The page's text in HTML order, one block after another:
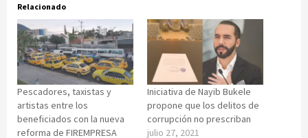
Relacionado
Pescadores, taxistas y
artistas entre los
beneficiados con la nueva
reforma de FIREMPRESA
Iniciativa de Nayib Bukele
propone que los delitos de
corrupción no prescriban
julio 27, 2021